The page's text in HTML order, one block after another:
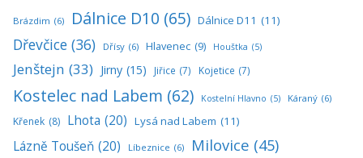
Brázdim (6) Dálnice D10 (65) Dálnice D11 (11)
Dřevčice (36) Dřísy (6) Hlavenec (9) Houštka (5)
Jenštejn (33) Jirny (15) Jiřice (7) Kojetice (7)
Kostelec nad Labem (62) Kostelní Hlavno (5) Káraný (6)
Křenek (8) Lhota (20) Lysá nad Labem (11)
Lázně Toušeň (20) Líbeznice (6) Milovice (45)